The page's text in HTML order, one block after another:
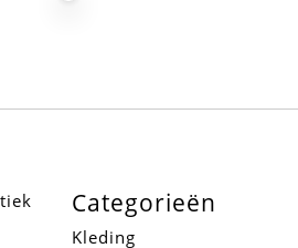
Categorieën
Kleding